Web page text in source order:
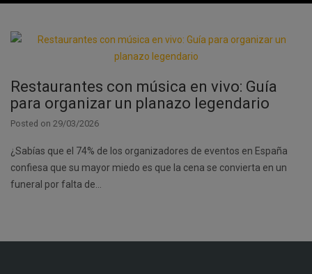
Restaurantes con música en vivo: Guía
para organizar un planazo legendario
Posted on 29/03/2026
¿Sabías que el 74% de los organizadores de eventos en España
confiesa que su mayor miedo es que la cena se convierta en un
funeral por falta de…